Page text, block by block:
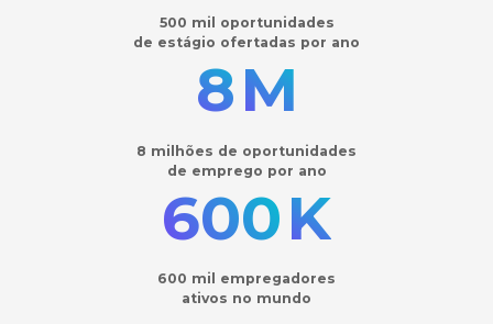
500 mil oportunidades
de estágio ofertadas por ano
8M
8 milhões de oportunidades
de emprego por ano
600K
600 mil empregadores
ativos no mundo